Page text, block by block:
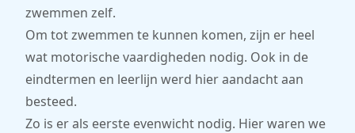
zwemmen zelf.
Om tot zwemmen te kunnen komen, zijn er heel
wat motorische vaardigheden nodig. Ook in de
eindtermen en leerlijn werd hier aandacht aan
besteed.
Zo is er als eerste evenwicht nodig. Hier waren we